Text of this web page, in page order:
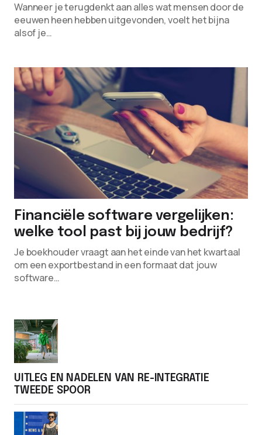
Wanneer je terugdenkt aan alles wat mensen door de
eeuwen heen hebben uitgevonden, voelt het bijna
alsof je…
Financiële software vergelijken:
welke tool past bij jouw bedrijf?
Je boekhouder vraagt aan het einde van het kwartaal
om een exportbestand in een formaat dat jouw
software…
UITLEG EN NADELEN VAN RE-INTEGRATIE
TWEEDE SPOOR